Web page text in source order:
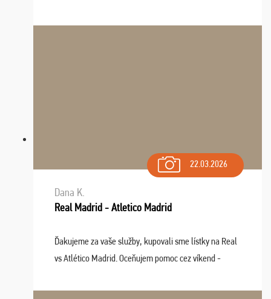
22.03.2026
Dana K.
Real Madrid - Atletico Madrid
Ďakujeme za vaše služby, kupovali sme lístky na Real
vs Atlético Madrid. Oceňujem pomoc cez víkend -
spokojnosti. Sedenie bolo dobré, štadión Barnabéu ...